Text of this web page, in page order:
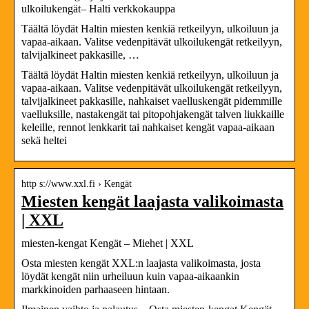
ulkoilukengät– Halti verkkokauppa
Täältä löydät Haltin miesten kenkiä retkeilyyn, ulkoiluun ja
vapaa-aikaan. Valitse vedenpitävät ulkoilukengät retkeilyyn,
talvijalkineet pakkasille, …
Täältä löydät Haltin miesten kenkiä retkeilyyn, ulkoiluun ja
vapaa-aikaan. Valitse vedenpitävät ulkoilukengät retkeilyyn,
talvijalkineet pakkasille, nahkaiset vaelluskengät pidemmille
vaelluksille, nastakengät tai pitopohjakengät talven liukkaille
keleille, rennot lenkkarit tai nahkaiset kengät vapaa-aikaan
sekä heltei
http s://www.xxl.fi › Kengät
Miesten kengät laajasta valikoimasta
| XXL
miesten-kengat Kengät – Miehet | XXL
Osta miesten kengät XXL:n laajasta valikoimasta, josta
löydät kengät niin urheiluun kuin vapaa-aikaankin
markkinoiden parhaaseen hintaan.